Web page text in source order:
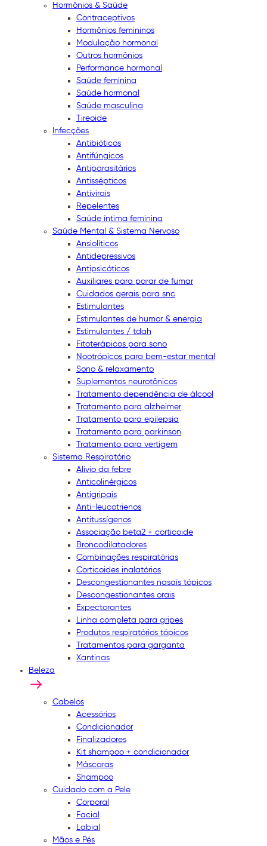
Hormônios & Saúde
Contraceptivos
Hormônios femininos
Modulação hormonal
Outros hormônios
Performance hormonal
Saúde feminina
Saúde hormonal
Saúde masculina
Tireoide
Infecções
Antibióticos
Antifúngicos
Antiparasitários
Antissépticos
Antivirais
Repelentes
Saúde íntima feminina
Saúde Mental & Sistema Nervoso
Ansiolíticos
Antidepressivos
Antipsicóticos
Auxiliares para parar de fumar
Cuidados gerais para snc
Estimulantes
Estimulantes de humor & energia
Estimulantes / tdah
Fitoterápicos para sono
Nootrópicos para bem-estar mental
Sono & relaxamento
Suplementos neurotônicos
Tratamento dependência de álcool
Tratamento para alzheimer
Tratamento para epilepsia
Tratamento para parkinson
Tratamento para vertigem
Sistema Respiratório
Alívio da febre
Anticolinérgicos
Antigripais
Anti-leucotrienos
Antitussígenos
Associação beta2 + corticoide
Broncodilatadores
Combinações respiratórias
Corticoides inalatórios
Descongestionantes nasais tópicos
Descongestionantes orais
Expectorantes
Linha completa para gripes
Produtos respiratórios tópicos
Tratamentos para garganta
Xantinas
Beleza
Cabelos
Acessórios
Condicionador
Finalizadores
Kit shampoo + condicionador
Máscaras
Shampoo
Cuidado com a Pele
Corporal
Facial
Labial
Mãos e Pés